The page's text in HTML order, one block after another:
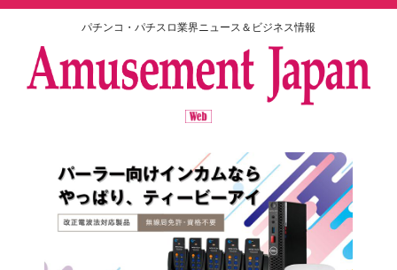
パチンコ・パチスロ業界ニュース＆ビジネス情報